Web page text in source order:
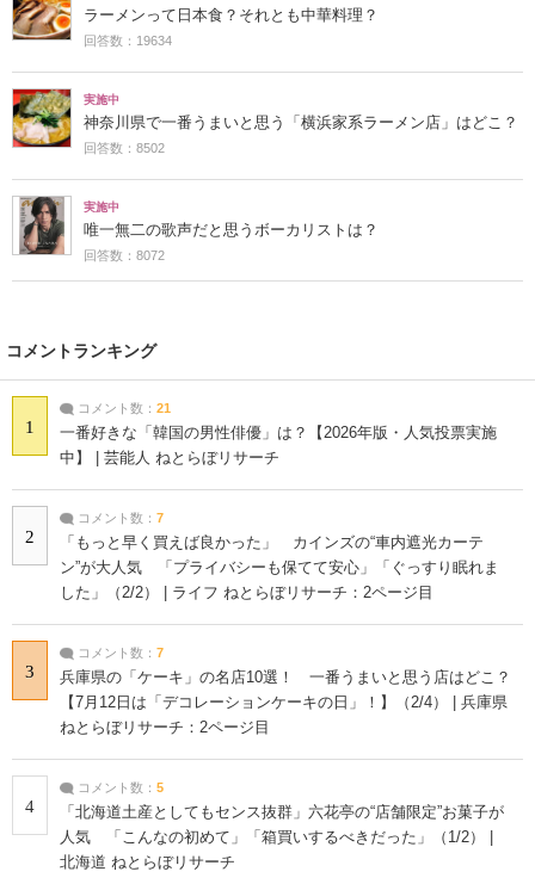
ラーメンって日本食？それとも中華料理？
回答数：19634
実施中
神奈川県で一番うまいと思う「横浜家系ラーメン店」はどこ？
回答数：8502
実施中
唯一無二の歌声だと思うボーカリストは？
回答数：8072
コメントランキング
1
コメント数： 21
一番好きな「韓国の男性俳優」は？【2026年版・人気投票実施
中】 | 芸能人 ねとらぼリサーチ
2
コメント数： 7
「もっと早く買えば良かった」 カインズの“車内遮光カーテ
ン”が大人気 「プライバシーも保てて安心」「ぐっすり眠れま
した」（2/2） | ライフ ねとらぼリサーチ：2ページ目
3
コメント数： 7
兵庫県の「ケーキ」の名店10選！ 一番うまいと思う店はどこ？
【7月12日は「デコレーションケーキの日」！】（2/4） | 兵庫県
ねとらぼリサーチ：2ページ目
4
コメント数： 5
「北海道土産としてもセンス抜群」六花亭の“店舗限定”お菓子が
人気 「こんなの初めて」「箱買いするべきだった」（1/2） |
北海道 ねとらぼリサーチ